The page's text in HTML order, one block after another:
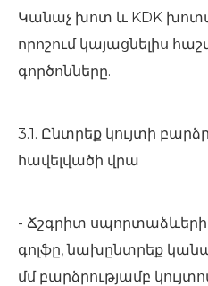
Կանաչ խոտ և KDK
որոշում կայացնելիս
գործոնները.
3.1. Ընտրեք կույտի
հավելվածի վրա
- Ճշգրիտ սպորտաձևերի
գոլֆը, նախընտրեք
մմ բարձրությամբ